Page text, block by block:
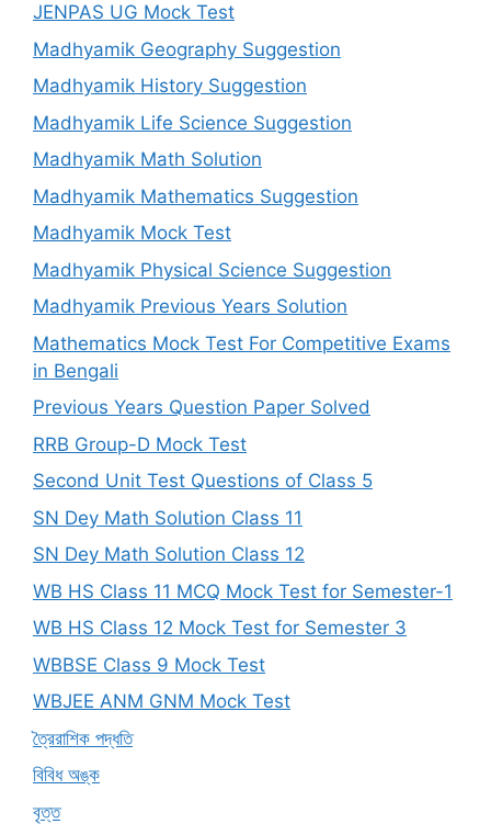
JENPAS UG Mock Test
Madhyamik Geography Suggestion
Madhyamik History Suggestion
Madhyamik Life Science Suggestion
Madhyamik Math Solution
Madhyamik Mathematics Suggestion
Madhyamik Mock Test
Madhyamik Physical Science Suggestion
Madhyamik Previous Years Solution
Mathematics Mock Test For Competitive Exams
in Bengali
Previous Years Question Paper Solved
RRB Group-D Mock Test
Second Unit Test Questions of Class 5
SN Dey Math Solution Class 11
SN Dey Math Solution Class 12
WB HS Class 11 MCQ Mock Test for Semester-1
WB HS Class 12 Mock Test for Semester 3
WBBSE Class 9 Mock Test
WBJEE ANM GNM Mock Test
ত্রৈরাশিক পদ্ধতি
বিবিধ অঙ্ক
বৃত্ত